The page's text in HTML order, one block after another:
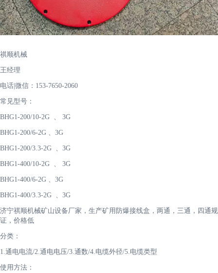
祺顺机械
王经理
电话|微信：153-7650-2060
常见型号：
BHG1-200/10-2G 、 3G
BHG1-200/6-2G 、3G
BHG1-200/3.3-2G 、3G
BHG1-400/10-2G 、 3G
BHG1-400/6-2G 、3G
BHG1-400/3.3-2G 、3G
济宁祺顺机械矿山设备厂家，生产矿用防爆接线盒，两通，三通，四通
证，价格低
分类：
1.通电电流/2.通电电压/3.通数/4.电缆外径/5.电缆类型
使用方法：